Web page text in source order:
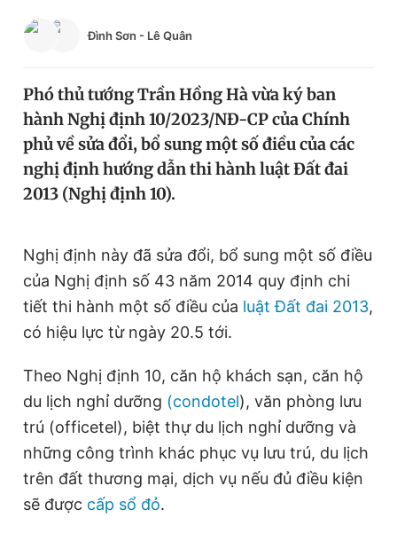
Chuyên mục khác
Tin thị trường Tin 360
Video Magazine
Tiện ích Bạn cần biết
Thông tin tòa soạn Liên hệ quảng cáo
Đọc Thanh Niên trên điện thoại
Tin đã xem
Đăng xuất
Đình Sơn - Lê Quân
Phó thủ tướng Trần Hồng Hà vừa ký ban
hành Nghị định 10/2023/NĐ-CP của Chính
phủ về sửa đổi, bổ sung một số điều của các
nghị định hướng dẫn thi hành luật Đất đai
2013 (Nghị định 10).
Nghị định này đã sửa đổi, bổ sung một số điều
của Nghị định số 43 năm 2014 quy định chi
tiết thi hành một số điều của luật Đất đai 2013,
có hiệu lực từ ngày 20.5 tới.
Theo Nghị định 10, căn hộ khách sạn, căn hộ
du lịch nghỉ dưỡng (condotel), văn phòng lưu
trú (officetel), biệt thự du lịch nghỉ dưỡng và
những công trình khác phục vụ lưu trú, du lịch
trên đất thương mại, dịch vụ nếu đủ điều kiện
sẽ được cấp sổ đỏ.